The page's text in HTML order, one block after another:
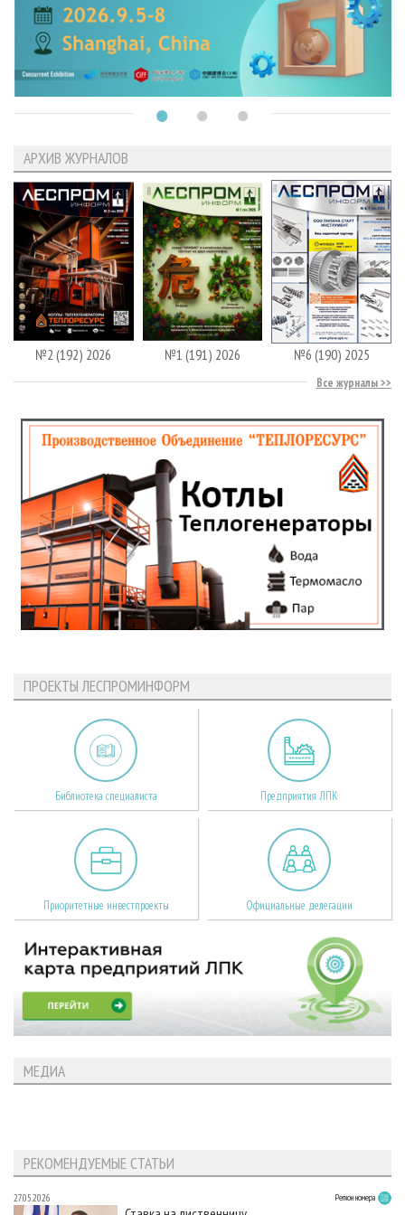
АРХИВ ЖУРНАЛОВ
№2 (192) 2026 №1 (191) 2026 №6 (190) 2025
Все журналы
ПРОЕКТЫ ЛЕСПРОМИНФОРМ
Библиотека специалиста Предприятия ЛПК
Приоритетные инвестпроекты Официальные делегации
МЕДИА
РЕКОМЕНДУЕМЫЕ СТАТЬИ
27.05.2026 Регион номера